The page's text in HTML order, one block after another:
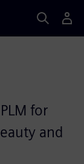
for
and